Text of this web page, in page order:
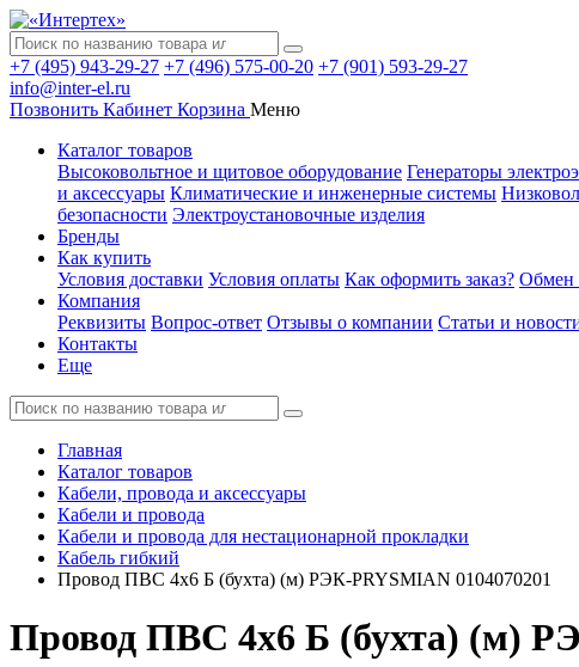
+7 (495) 943-29-27 +7 (496) 575-00-20 +7 (901) 593-29-27
info@inter-el.ru
Позвонить Кабинет Корзина Меню
Каталог товаров
Высоковольтное и щитовое оборудование Генераторы
и аксессуары Климатические и инженерные системы
безопасности Электроустановочные изделия
Бренды
Как купить
Условия доставки Условия оплаты Как оформить заказ? Обмен
Компания
Реквизиты Вопрос-ответ Отзывы о компании Статьи и
Контакты
Еще
Главная
Каталог товаров
Кабели, провода и аксессуары
Кабели и провода
Кабели и провода для нестационарной прокладки
Кабель гибкий
Провод ПВС 4х6 Б (бухта) (м) РЭК-PRYSMIAN 0104070201
Провод ПВС 4х6 Б (бухта) (м)